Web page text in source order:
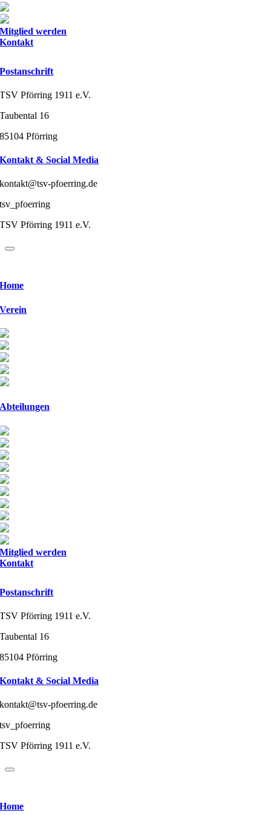
Mitglied werden
Kontakt
Postanschrift
TSV Pförring 1911 e.V.
Taubental 16
85104 Pförring
Kontakt & Social Media
kontakt@tsv-pfoerring.de
tsv_pfoerring
TSV Pförring 1911 e.V.
Home
Verein
Abteilungen
Mitglied werden
Kontakt
Postanschrift
TSV Pförring 1911 e.V.
Taubental 16
85104 Pförring
Kontakt & Social Media
kontakt@tsv-pfoerring.de
tsv_pfoerring
TSV Pförring 1911 e.V.
Home